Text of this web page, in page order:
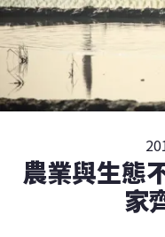
農業與生態
家